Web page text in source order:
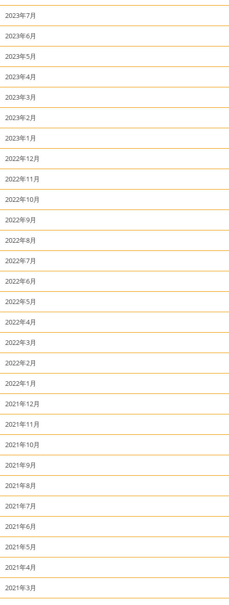
2023年7月
2023年6月
2023年5月
2023年4月
2023年3月
2023年2月
2023年1月
2022年12月
2022年11月
2022年10月
2022年9月
2022年8月
2022年7月
2022年6月
2022年5月
2022年4月
2022年3月
2022年2月
2022年1月
2021年12月
2021年11月
2021年10月
2021年9月
2021年8月
2021年7月
2021年6月
2021年5月
2021年4月
2021年3月